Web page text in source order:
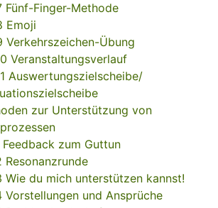
Fünf-Finger-Methode
Emoji
Verkehrszeichen-Übung
Veranstaltungsverlauf
Auswertungszielscheibe/
zur Unterstützung von
Feedback zum Guttun
Resonanzrunde
Wie du mich unterstützen kannst!
Vorstellungen und Ansprüche